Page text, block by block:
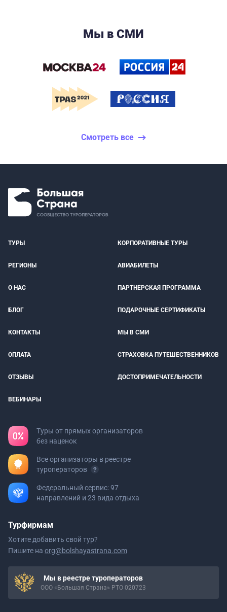
Мы в СМИ
Смотреть все
ТУРЫ КОРПОРАТИВНЫЕ ТУРЫ
РЕГИОНЫ АВИАБИЛЕТЫ
О НАС ПАРТНЕРСКАЯ ПРОГРАММА
БЛОГ ПОДАРОЧНЫЕ СЕРТИФИКАТЫ
КОНТАКТЫ МЫ В СМИ
ОПЛАТА СТРАХОВКА ПУТЕШЕСТВЕННИКОВ
ОТЗЫВЫ ДОСТОПРИМЕЧАТЕЛЬНОСТИ
ВЕБИНАРЫ
Туры от прямых организаторов
без наценок
Все организаторы в реестре
туроператоров
Федеральный сервис: 97
направлений и 23 вида отдыха
Турфирмам
Хотите добавить свой тур?
Пишите на org@bolshayastrana.com
Мы в реестре туроператоров
ООО «Большая Страна» РТО 020723